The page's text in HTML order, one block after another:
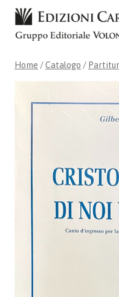
Salta
contenuto
Home /Catalogo /